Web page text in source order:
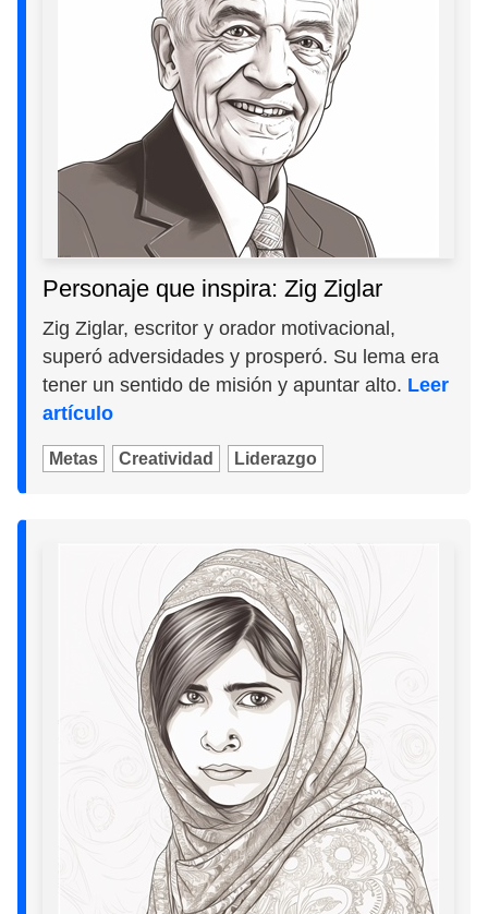
Personaje que inspira: Zig Ziglar
Zig Ziglar, escritor y orador motivacional,
superó adversidades y prosperó. Su lema era
tener un sentido de misión y apuntar alto. Leer
artículo
Metas Creatividad Liderazgo